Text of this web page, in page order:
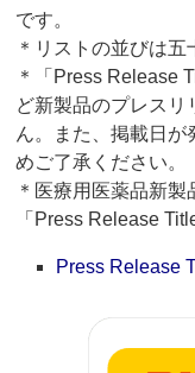
です。
＊リストの並びは五
＊「Press Release
ど新製品のプレス
ん。また、掲載日が
めご了承ください。
＊医療用医薬品新
「Press Release
Press Release